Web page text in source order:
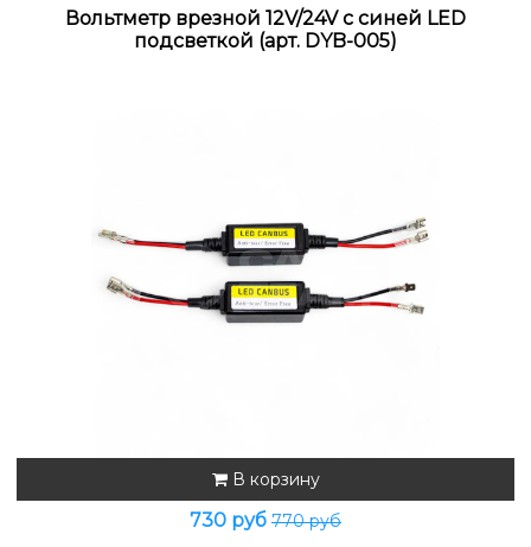
Вольтметр врезной 12V/24V с синей LED
подсветкой (арт. DYB-005)
В корзину
730 руб 770 руб